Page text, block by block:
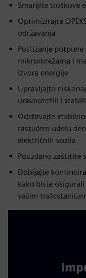
Smanjite troškove
Optimizirajte
održavanja
Postizanje
mikromrežama i
izvora energije
Upravljajte
uravnotežili i
Održavajte
rastućem udelu
električnih vozila
Pouzdano zaštitite
Dobijajte
kako biste
vašim